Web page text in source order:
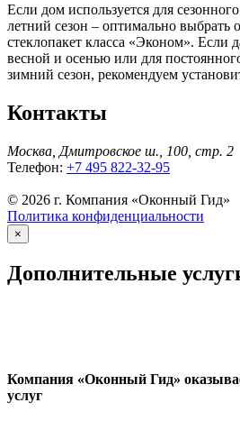
Если дом используется для
летний сезон – оптимально выбрать
стеклопакет класса «Эконом». Если
весной и осенью или для
зимний сезон, рекомендуем
Контакты
Москва, Дмитровское ш., 100, стр. 2
Телефон: +7 495 822-32-95
© 2026 г. Компания «Оконный Гид»
Политика конфиденциальности
×
Дополнительные
Компания «Оконный Гид»
услуг